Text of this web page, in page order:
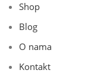
Shop
Blog
O nama
Kontakt